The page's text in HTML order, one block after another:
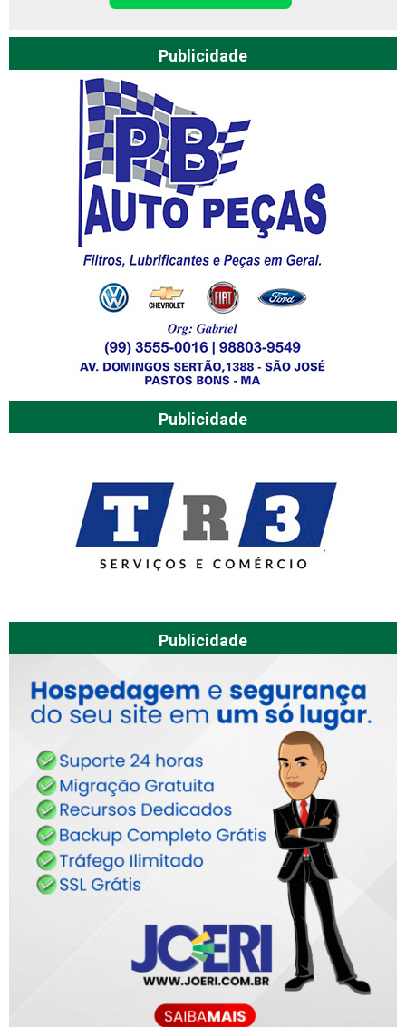
Publicidade
Publicidade
Publicidade